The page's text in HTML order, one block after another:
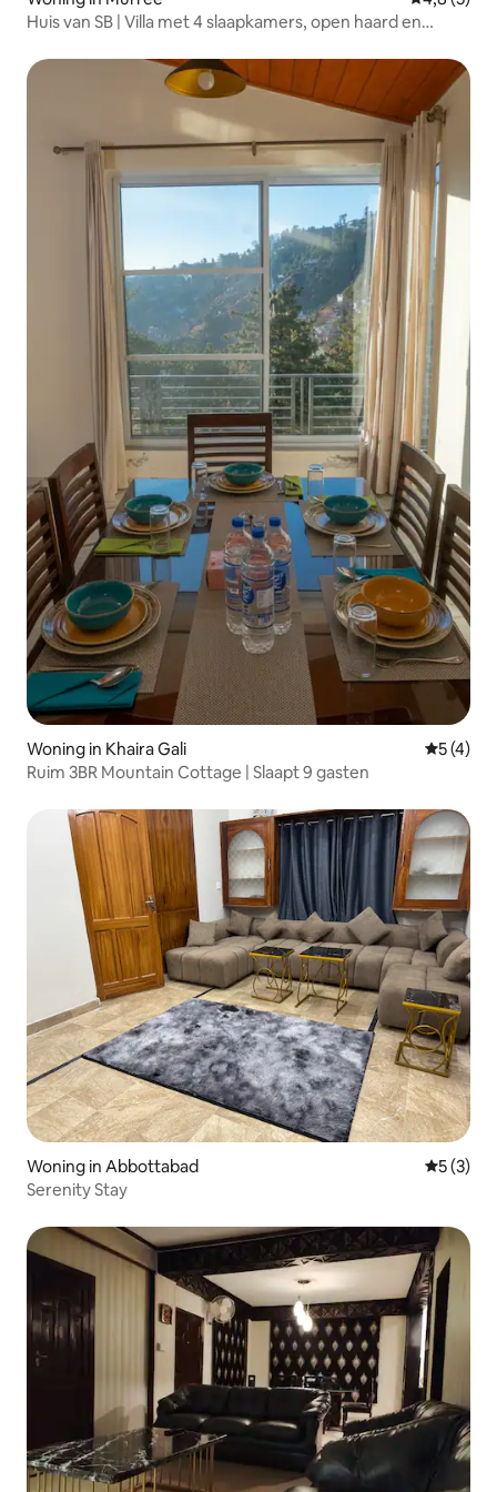
Huis van SB | Villa met 4 slaapkamers, open haard en
Woning in Khaira Gali
5 (4)
Ruim 3BR Mountain Cottage | Slaapt 9 gasten
Woning in Abbottabad
5 (3)
Serenity Stay